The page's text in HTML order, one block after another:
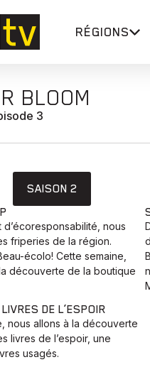
RÉGIONS
BLOOM
3
SAISON 2
d’écoresponsabilité, nous
friperies de la région.
écolo! Cette semaine,
découverte de la boutique
DE L’ESPOIR
nous allons à la découverte
livres de l’espoir, une
usagés.